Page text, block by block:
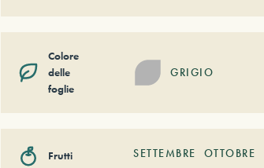
Colore
delle
foglie
GRIGIO
Frutti SETTEMBRE
OTTOBRE